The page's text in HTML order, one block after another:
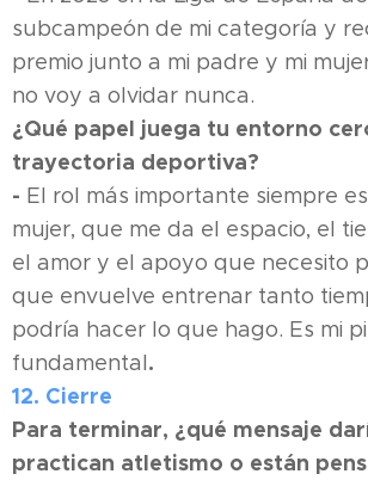
subcampeón de mi categoría y
premio junto a mi padre y mi
no voy a olvidar nunca.
¿Qué papel juega tu entorno
trayectoria deportiva?
- El rol más importante siempre
mujer, que me da el espacio, el
el amor y el apoyo que necesito
que envuelve entrenar tanto
podría hacer lo que hago. Es mi
fundamental.
12. Cierre
Para terminar, ¿qué mensaje
practican atletismo o están